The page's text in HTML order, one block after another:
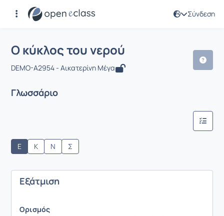
Σύνδεση
Αρχική Σελίδα
Μάθημα : Ο κύκλος του νερού
Ο κύκλος του νερού
DEMO-A2954 - Αικατερίνη Μέγα
Γλωσσάριο
Ε Κ Ν Σ
Εξάτμιση
Ορισμός